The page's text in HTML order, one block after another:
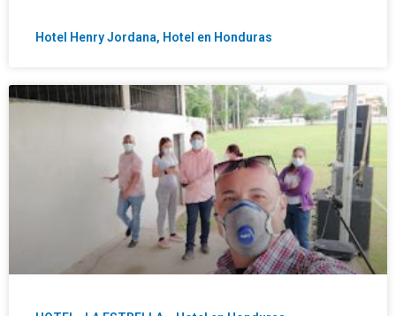
Hotel Henry Jordana, Hotel en Honduras